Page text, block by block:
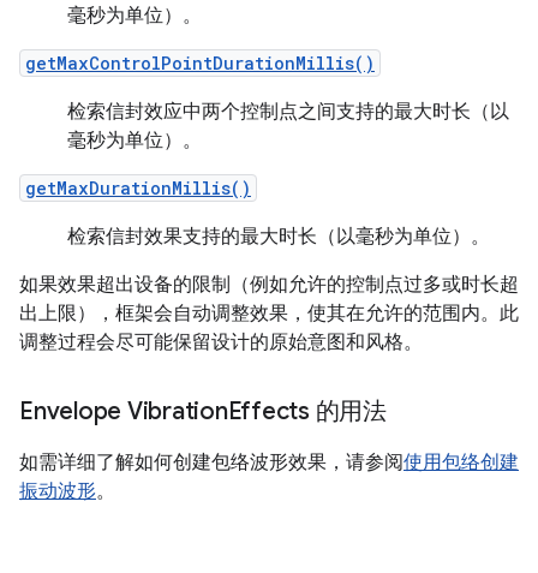
毫秒为单位）。
getMaxControlPointDurationMillis()
检索信封效应中两个控制点之间支持的最大时长（以
毫秒为单位）。
getMaxDurationMillis()
检索信封效果支持的最大时长（以毫秒为单位）。
如果效果超出设备的限制（例如允许的控制点过多或时长超
出上限），框架会自动调整效果，使其在允许的范围内。此
调整过程会尽可能保留设计的原始意图和风格。
Envelope VibrationEffects 的用法
如需详细了解如何创建包络波形效果，请参阅使用包络创建
振动波形。